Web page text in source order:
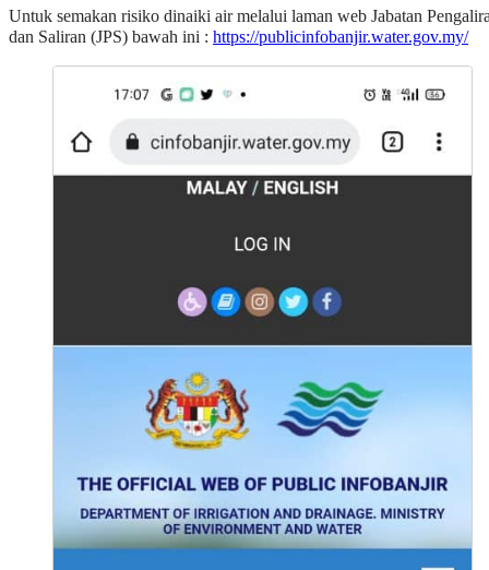
Untuk semakan risiko dinaiki air melalui laman web Jabatan
dan Saliran (JPS) bawah ini : https://publicinfobanjir.water.gov.my/